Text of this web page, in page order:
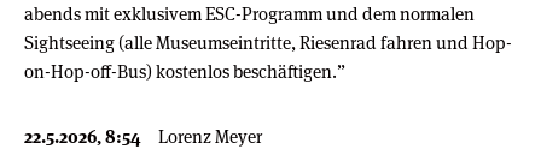
abends mit exklusivem ESC-Programm und dem normalen
Sightseeing (alle Museumseintritte, Riesenrad fahren und Hop-
on-Hop-off-Bus) kostenlos beschäftigen.”
22.5.2026, 8:54 Lorenz Meyer